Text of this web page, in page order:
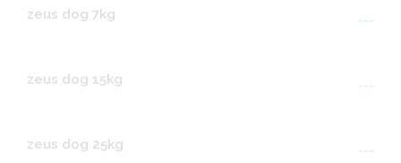
zeus dog 7kg ---
zeus dog 15kg ---
zeus dog 25kg ---